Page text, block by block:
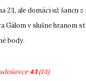
2:1, ale domáci už šancu
Gálom v slušne hranom
body.
4:1(1:1)